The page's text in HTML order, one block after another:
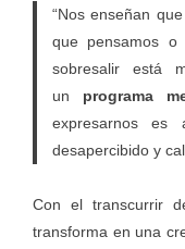
“Nos enseñan
que pensamos
sobresalir está
un programa
expresarnos
desapercibido y
Con el transcurrir
transforma en una